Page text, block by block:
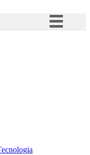
à informação